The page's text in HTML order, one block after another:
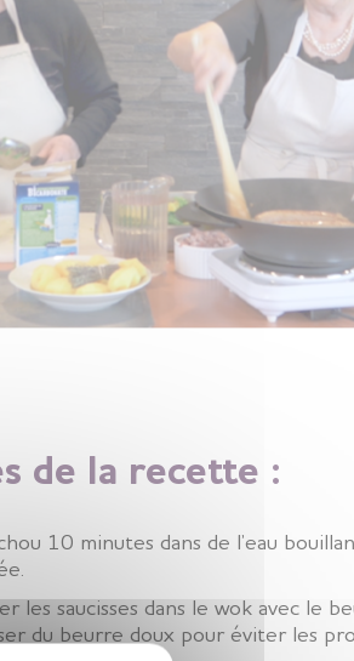
de la recette :
10 minutes dans de l’eau
les saucisses dans le wok avec le
du beurre doux pour éviter les